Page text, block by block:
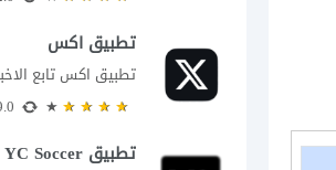
تطبيق اكس
تطبيق YC Soccer